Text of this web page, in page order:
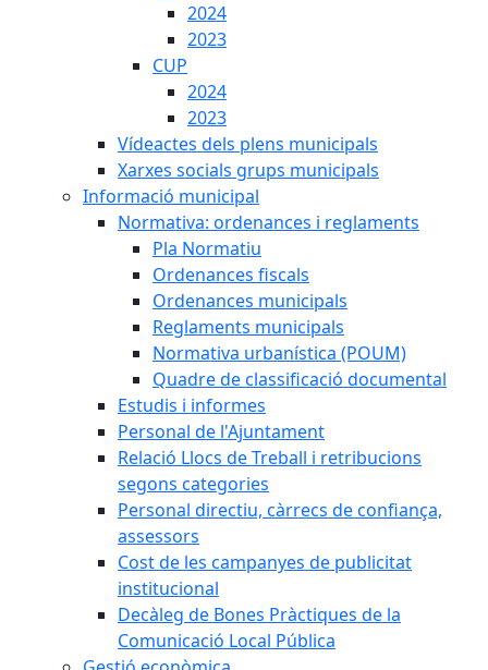
2024
2023
CUP
2024
2023
Vídeactes dels plens municipals
Xarxes socials grups municipals
Informació municipal
Normativa: ordenances i reglaments
Pla Normatiu
Ordenances fiscals
Ordenances municipals
Reglaments municipals
Normativa urbanística (POUM)
Quadre de classificació documental
Estudis i informes
Personal de l'Ajuntament
Relació Llocs de Treball i retribucions
segons categories
Personal directiu, càrrecs de confiança,
assessors
Cost de les campanyes de publicitat
institucional
Decàleg de Bones Pràctiques de la
Comunicació Local Pública